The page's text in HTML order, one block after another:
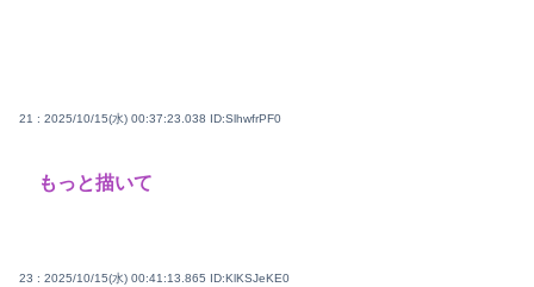
21 : 2025/10/15(水) 00:37:23.038 ID:SlhwfrPF0
もっと描いて
23 : 2025/10/15(水) 00:41:13.865 ID:KlKSJeKE0